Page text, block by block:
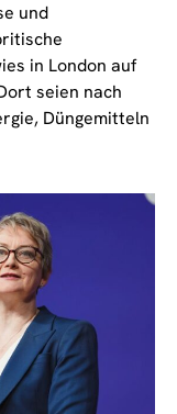
und
in London auf
seien nach
Düngemitteln